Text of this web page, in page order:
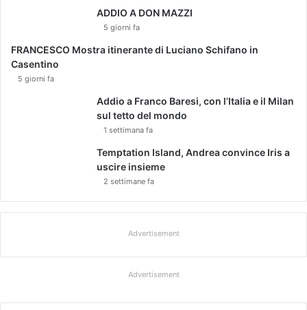
ADDIO A DON MAZZI
5 giorni fa
FRANCESCO Mostra itinerante di Luciano Schifano in
Casentino
5 giorni fa
Addio a Franco Baresi, con l’Italia e il Milan
sul tetto del mondo
1 settimana fa
Temptation Island, Andrea convince Iris a
uscire insieme
2 settimane fa
Advertisement
Advertisement